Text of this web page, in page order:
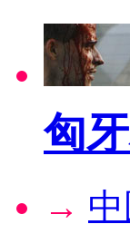
匈
→